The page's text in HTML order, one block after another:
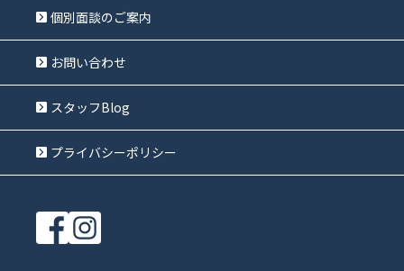
個別面談のご案内
お問い合わせ
スタッフBlog
プライバシーポリシー